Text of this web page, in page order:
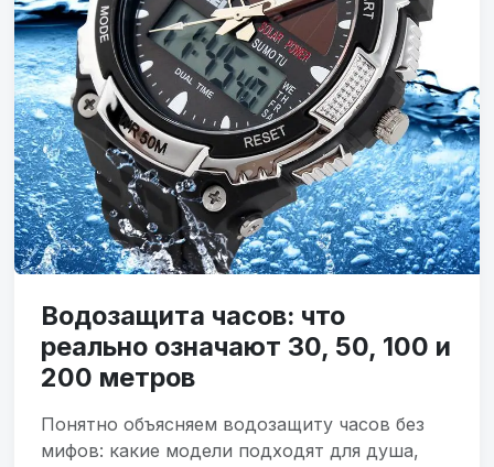
Водозащита часов: что
реально означают 30, 50, 100 и
200 метров
Понятно объясняем водозащиту часов без
мифов: какие модели подходят для душа,